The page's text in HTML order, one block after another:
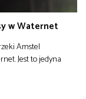
w Waternet
Amstel
Jest to jedyna